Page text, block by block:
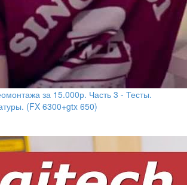
за 15.000р. Часть 3 - Тесты.
(FX 6300+gtx 650)